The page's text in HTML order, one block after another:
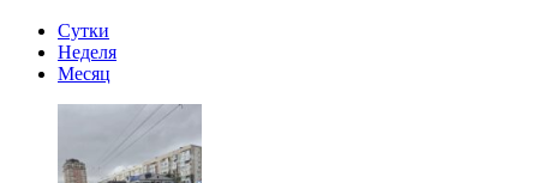
Сутки
Неделя
Месяц